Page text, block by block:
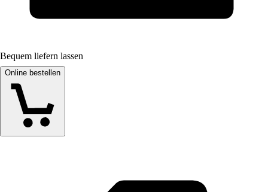
Bequem liefern lassen
Online bestellen